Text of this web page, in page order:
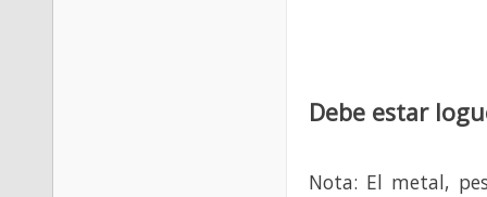
Debe estar
Nota: El metal,